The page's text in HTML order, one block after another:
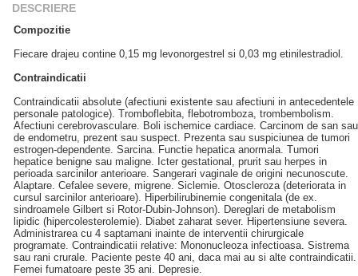
DESCRIERE
Compozitie
Fiecare drajeu contine 0,15 mg levonorgestrel si 0,03 mg etinilestradiol.
Contraindicatii
Contraindicatii absolute (afectiuni existente sau afectiuni in antecedentele
personale patologice). Tromboflebita, flebotromboza, trombembolism.
Afectiuni cerebrovasculare. Boli ischemice cardiace. Carcinom de san sau
de endometru, prezent sau suspect. Prezenta sau suspiciunea de tumori
estrogen-dependente. Sarcina. Functie hepatica anormala. Tumori
hepatice benigne sau maligne. Icter gestational, prurit sau herpes in
perioada sarcinilor anterioare. Sangerari vaginale de origini necunoscute.
Alaptare. Cefalee severe, migrene. Siclemie. Otoscleroza (deteriorata in
cursul sarcinilor anterioare). Hiperbilirubinemie congenitala (de ex.
sindroamele Gilbert si Rotor-Dubin-Johnson). Dereglari de metabolism
lipidic (hipercolesterolemie). Diabet zaharat sever. Hipertensiune severa.
Administrarea cu 4 saptamani inainte de interventii chirurgicale
programate. Contraindicatii relative: Mononucleoza infectioasa. Sistrema
sau rani crurale. Paciente peste 40 ani, daca mai au si alte contraindicatii.
Femei fumatoare peste 35 ani. Depresie.